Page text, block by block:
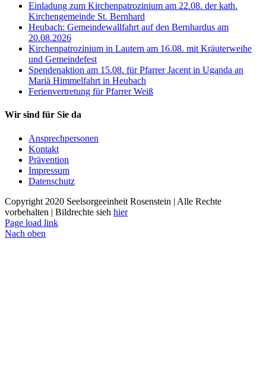
Einladung zum Kirchenpatrozinium am 22.08. der kath.
Kirchengemeinde St. Bernhard
Heubach: Gemeindewallfahrt auf den Bernhardus am
20.08.2026
Kirchenpatrozinium in Lautern am 16.08. mit Kräuterweihe
und Gemeindefest
Spendenaktion am 15.08. für Pfarrer Jacent in Uganda an
Mariä Himmelfahrt in Heubach
Ferienvertretung für Pfarrer Weiß
Wir sind für Sie da
Ansprechpersonen
Kontakt
Prävention
Impressum
Datenschutz
Copyright 2020 Seelsorgeeinheit Rosenstein | Alle Rechte
vorbehalten | Bildrechte sieh hier
Page load link
Nach oben